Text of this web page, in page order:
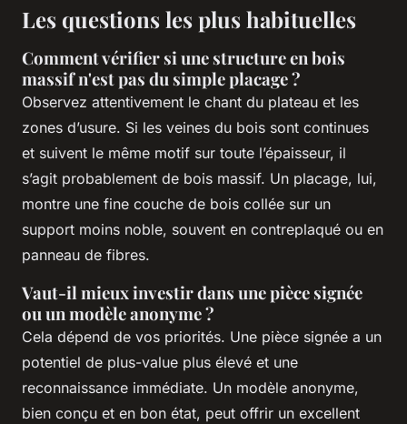
Les questions les plus habituelles
Comment vérifier si une structure en bois
massif n'est pas du simple placage ?
Observez attentivement le chant du plateau et les
zones d’usure. Si les veines du bois sont continues
et suivent le même motif sur toute l’épaisseur, il
s’agit probablement de bois massif. Un placage, lui,
montre une fine couche de bois collée sur un
support moins noble, souvent en contreplaqué ou en
panneau de fibres.
Vaut-il mieux investir dans une pièce signée
ou un modèle anonyme ?
Cela dépend de vos priorités. Une pièce signée a un
potentiel de plus-value plus élevé et une
reconnaissance immédiate. Un modèle anonyme,
bien conçu et en bon état, peut offrir un excellent